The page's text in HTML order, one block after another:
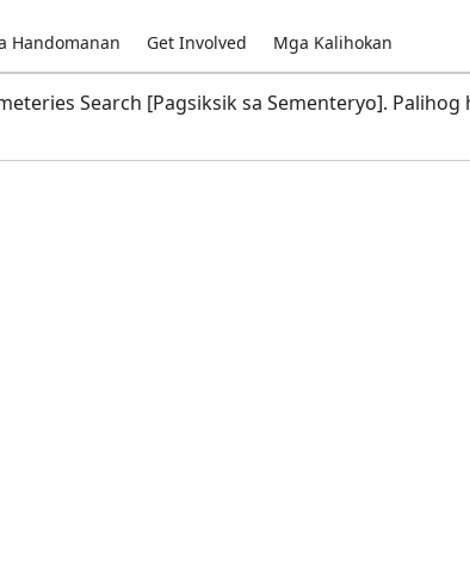
Handomanan Get Involved Mga Kalihokan
Search [Pagsiksik sa Sementeryo].